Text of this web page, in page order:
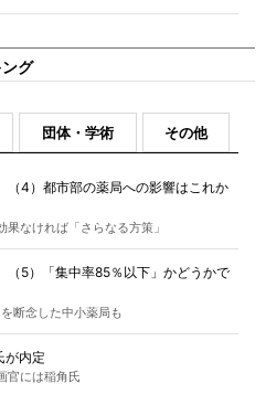
グ
団体・学術 その他
（4）都市部の薬局への影響はこれか
なければ「さらなる方策」
（5）「集中率85％以下」かどうかで
断念した中小薬局も
が内定
官には稲角氏